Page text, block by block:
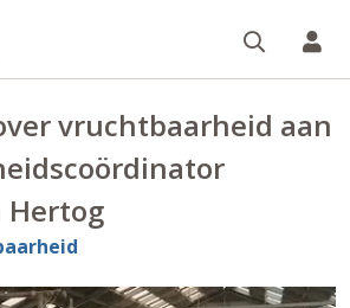
vruchtbaarheid aan
Hertog